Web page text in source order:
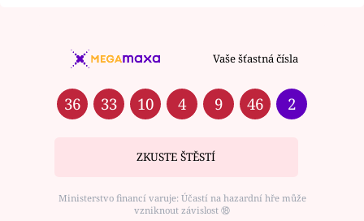
Vaše šťastná čísla
36 33 10 4 9 46 2
ZKUSTE ŠTĚSTÍ
Ministerstvo financí varuje: Účastí na hazardní hře může
vzniknout závislost ⑱